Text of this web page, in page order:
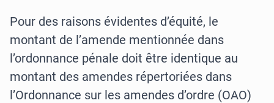
Pour des raisons évidentes d’équité, le
montant de l’amende mentionnée dans
l’ordonnance pénale doit être identique au
montant des amendes répertoriées dans
l’Ordonnance sur les amendes d’ordre (OAO)